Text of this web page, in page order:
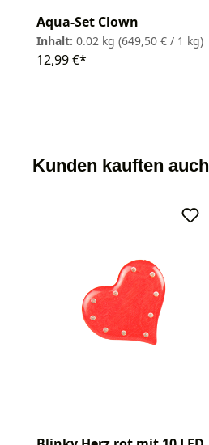
Aqua-Set Clown
Inhalt: 0.02 kg (649,50 € / 1 kg)
12,99 €*
Kunden kauften auch